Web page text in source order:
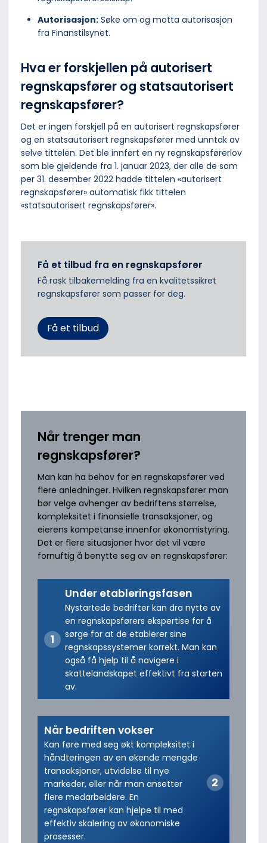
Autorisasjon: Søke om og motta autorisasjon
fra Finanstilsynet.
Hva er forskjellen på autorisert
regnskapsfører og statsautorisert
regnskapsfører?
Det er ingen forskjell på en autorisert regnskapsfører
og en statsautorisert regnskapsfører med unntak av
selve tittelen. Det ble innført en ny regnskapsførerlov
som ble gjeldende fra 1. januar 2023, der alle de som
per 31. desember 2022 hadde tittelen «autorisert
regnskapsfører» automatisk fikk tittelen
«statsautorisert regnskapsfører».
Få et tilbud fra en regnskapsfører
Få rask tilbakemelding fra en kvalitetssikret
regnskapsfører som passer for deg.
Få et tilbud
Når trenger man
regnskapsfører?
Man kan ha behov for en regnskapsfører ved
flere anledninger. Hvilken regnskapsfører man
bør velge avhenger av bedriftens størrelse,
kompleksitet i finansielle transaksjoner, og
eierens kompetanse innenfor økonomistyring.
Det er flere situasjoner hvor det vil være
fornuftig å benytte seg av en regnskapsfører:
Under etableringsfasen
Nystartede bedrifter kan dra nytte av
en regnskapsførers ekspertise for å
sørge for at de etablerer sine
regnskapssystemer korrekt. Man kan
også få hjelp til å navigere i
skattelandskapet effektivt fra starten
av.
Når bedriften vokser
Kan føre med seg økt kompleksitet i
håndteringen av en økende mengde
transaksjoner, utvidelse til nye
markeder, eller når man ansetter
flere medarbeidere. En
regnskapsfører kan hjelpe til med
effektiv skalering av økonomiske
prosesser.